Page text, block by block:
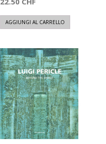
AGGIUNGI AL CARRELLO